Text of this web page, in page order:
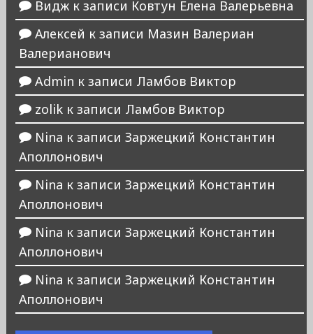
Виджк записи Ковтун Елена Валерьевна
Алексей к записи Мазин Валериан
Валерианович
Admin к записи Ламбов Виктор
zolikк записи Ламбов Виктор
Nina к записи Заржецкий Константин
Аполлонович
Nina к записи Заржецкий Константин
Аполлонович
Nina к записи Заржецкий Константин
Аполлонович
Nina к записи Заржецкий Константин
Аполлонович